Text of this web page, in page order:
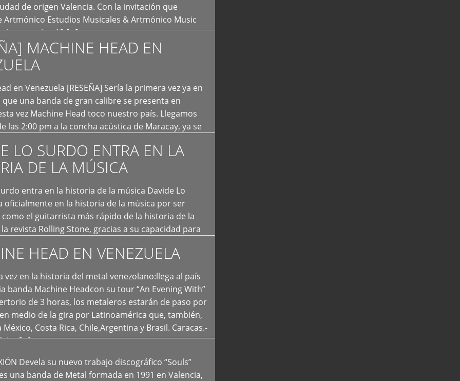
de origen Valencia. Con la invitación que
Artmónico Estudios Musicales & Artmónico Music
cumplen 12 […]
MACHINE HEAD EN
en Venezuela [RESEÑA] Sería la primera vez ya en
una banda de gran calibre se presenta en
vez Machine Head toco nuestro país. Llegamos
las 2:00 pm a la concha acústica de Maracay, ya se
LO SURDO ENTRA EN LA
DE LA MÚSICA
entra en la historia de la música Davide Lo
oficialmente en la historia de la música por ser
el guitarrista más rápido de la historia de la
revista Rolling Stone, gracias a su capacidad para
HEAD EN VENEZUELA
vez en la historia del metal venezolano:llega al país
banda Machine Headcon su tour “An Evening With”
de 3 horas, los metaleros estarán de paso por
medio de la gira por Latinoamérica que, también,
México, Costa Rica, Chile,Argentina y Brasil. Caracas.-
[…]
Devela su nuevo trabajo discográfico “Souls”
una banda de Metal formada en 1991 en Valencia,